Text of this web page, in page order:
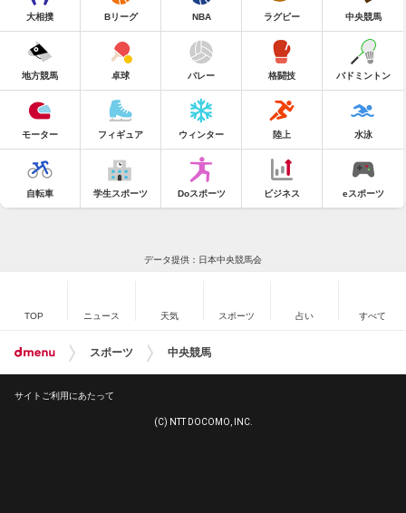
大相撲 Bリーグ NBA ラグビー 中央競馬
地方競馬 卓球 バレー 格闘技 バドミントン
モーター フィギュア ウィンター 陸上 水泳
自転車 学生スポーツ Doスポーツ ビジネス eスポーツ
データ提供：日本中央競馬会
TOP ニュース 天気 スポーツ 占い すべて
スポーツ 中央競馬
サイトご利用にあたって
(C) NTT DOCOMO, INC.